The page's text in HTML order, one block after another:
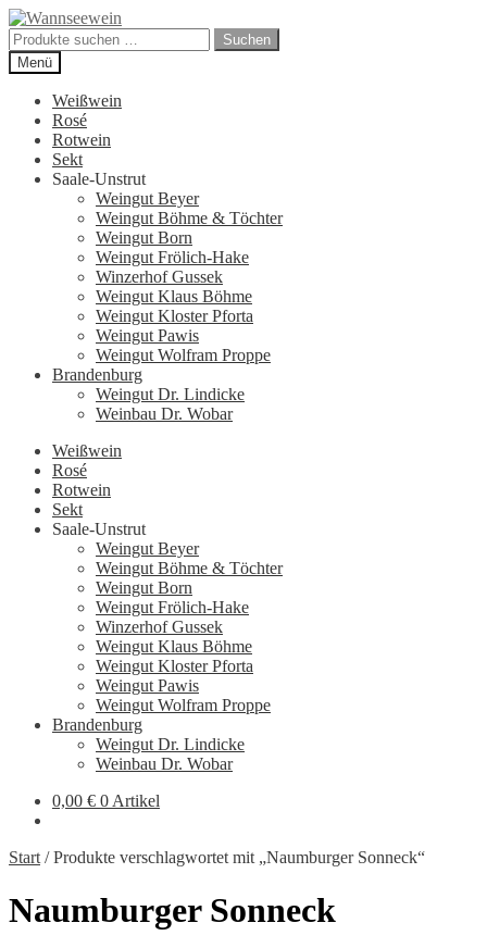
Zur
Navigation
springen
Zum
Inhalt
springen
Suchen
nach:
Suchen
Menü
Weißwein
Rosé
Rotwein
Sekt
Saale-Unstrut
Weingut Beyer
Weingut Böhme & Töchter
Weingut Born
Weingut Frölich-Hake
Winzerhof Gussek
Weingut Klaus Böhme
Weingut Kloster Pforta
Weingut Pawis
Weingut Wolfram Proppe
Brandenburg
Weingut Dr. Lindicke
Weinbau Dr. Wobar
Weißwein
Rosé
Rotwein
Sekt
Saale-Unstrut
Weingut Beyer
Weingut Böhme & Töchter
Weingut Born
Weingut Frölich-Hake
Winzerhof Gussek
Weingut Klaus Böhme
Weingut Kloster Pforta
Weingut Pawis
Weingut Wolfram Proppe
Brandenburg
Weingut Dr. Lindicke
Weinbau Dr. Wobar
0,00 € 0 Artikel
Start /Produkte verschlagwortet mit „Naumburger Sonneck“
Naumburger Sonneck